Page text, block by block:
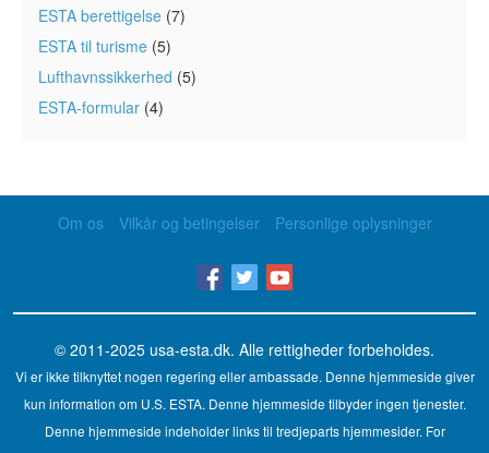
ESTA berettigelse (7)
ESTA til turisme (5)
Lufthavnssikkerhed (5)
ESTA-formular (4)
Om os Vilkår og betingelser Personlige oplysninger
© 2011-2025 usa-esta.dk. Alle rettigheder forbeholdes.
Vi er ikke tilknyttet nogen regering eller ambassade. Denne hjemmeside giver
kun information om U.S. ESTA. Denne hjemmeside tilbyder ingen tjenester.
Denne hjemmeside indeholder links til tredjeparts hjemmesider. For